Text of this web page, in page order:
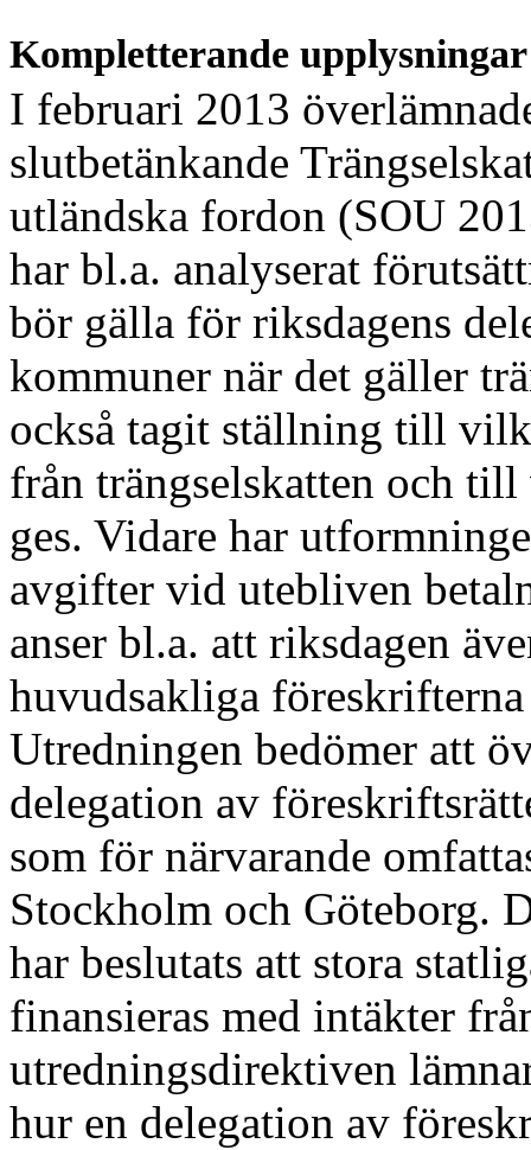
Kompletterande upplysningar
I februari 2013
slutbetänkande Trängsel
utländska fordon (SOU
har bl.a. analyserat
bör gälla för riksdagens
kommuner när det gäller
också tagit ställning till
från trängselskatten och
ges. Vidare har utformn
avgifter vid utebliven
anser bl.a. att riksdagen
huvudsakliga
Utredningen bedömer att
delegation av
som för närvarande
Stockholm och Göteborg.
har beslutats att stora
finansieras med intäkter
utredningsdirektiven
hur en delegation av